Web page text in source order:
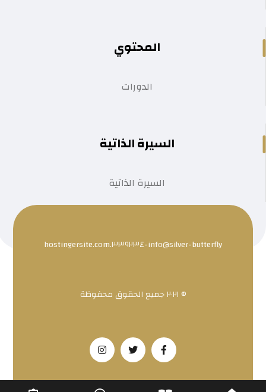
المحتوي
الدورات
السيرة الذاتية
السيرة الذاتية
info@silver-butterfly-٣٣٩٢٣٤.hostingersite.com
© ٢٠٢١ جميع الحقوق محفوظة